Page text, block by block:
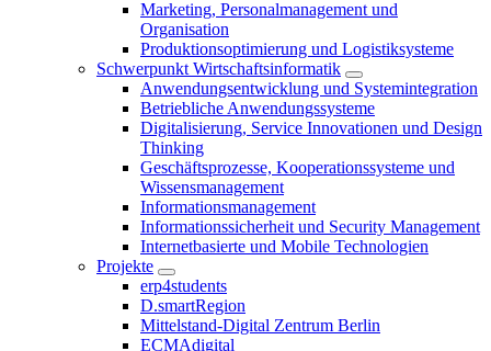
Marketing, Personalmanagement und
Organisation
Produktionsoptimierung und Logistiksysteme
Schwerpunkt Wirtschaftsinformatik
Anwendungsentwicklung und Systemintegration
Betriebliche Anwendungssysteme
Digitalisierung, Service Innovationen und Design
Thinking
Geschäftsprozesse, Kooperationssysteme und
Wissensmanagement
Informationsmanagement
Informationssicherheit und Security Management
Internetbasierte und Mobile Technologien
Projekte
erp4students
D.smartRegion
Mittelstand-Digital Zentrum Berlin
ECMAdigital